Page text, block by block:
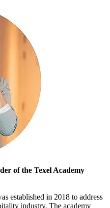
of the Texel Academy
established in 2018 to address
industry. The academy